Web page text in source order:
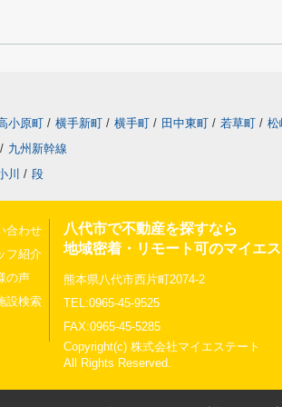
小原町 / 横手新町 / 横手町 / 田中東町 / 若草町 / 松
/ 九州新幹線
川 / 段
合わせ
フ紹介
の声
設検索
八代市で不動産を探すなら
地域密着・リモート可のマイエ
熊本県八代市西片町2074-2
TEL:0965-45-9525
FAX:0965-45-5285
Copyright(c) 株式会社マイエステート
All Rights Reserved.